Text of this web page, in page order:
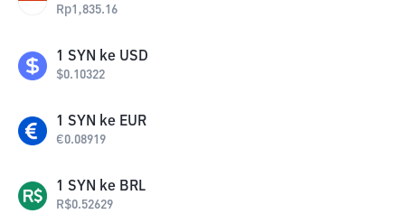
Rp1,835.16
1 SYN ke USD
$0.10322
1 SYN ke EUR
€0.08919
1 SYN ke BRL
R$0.52629